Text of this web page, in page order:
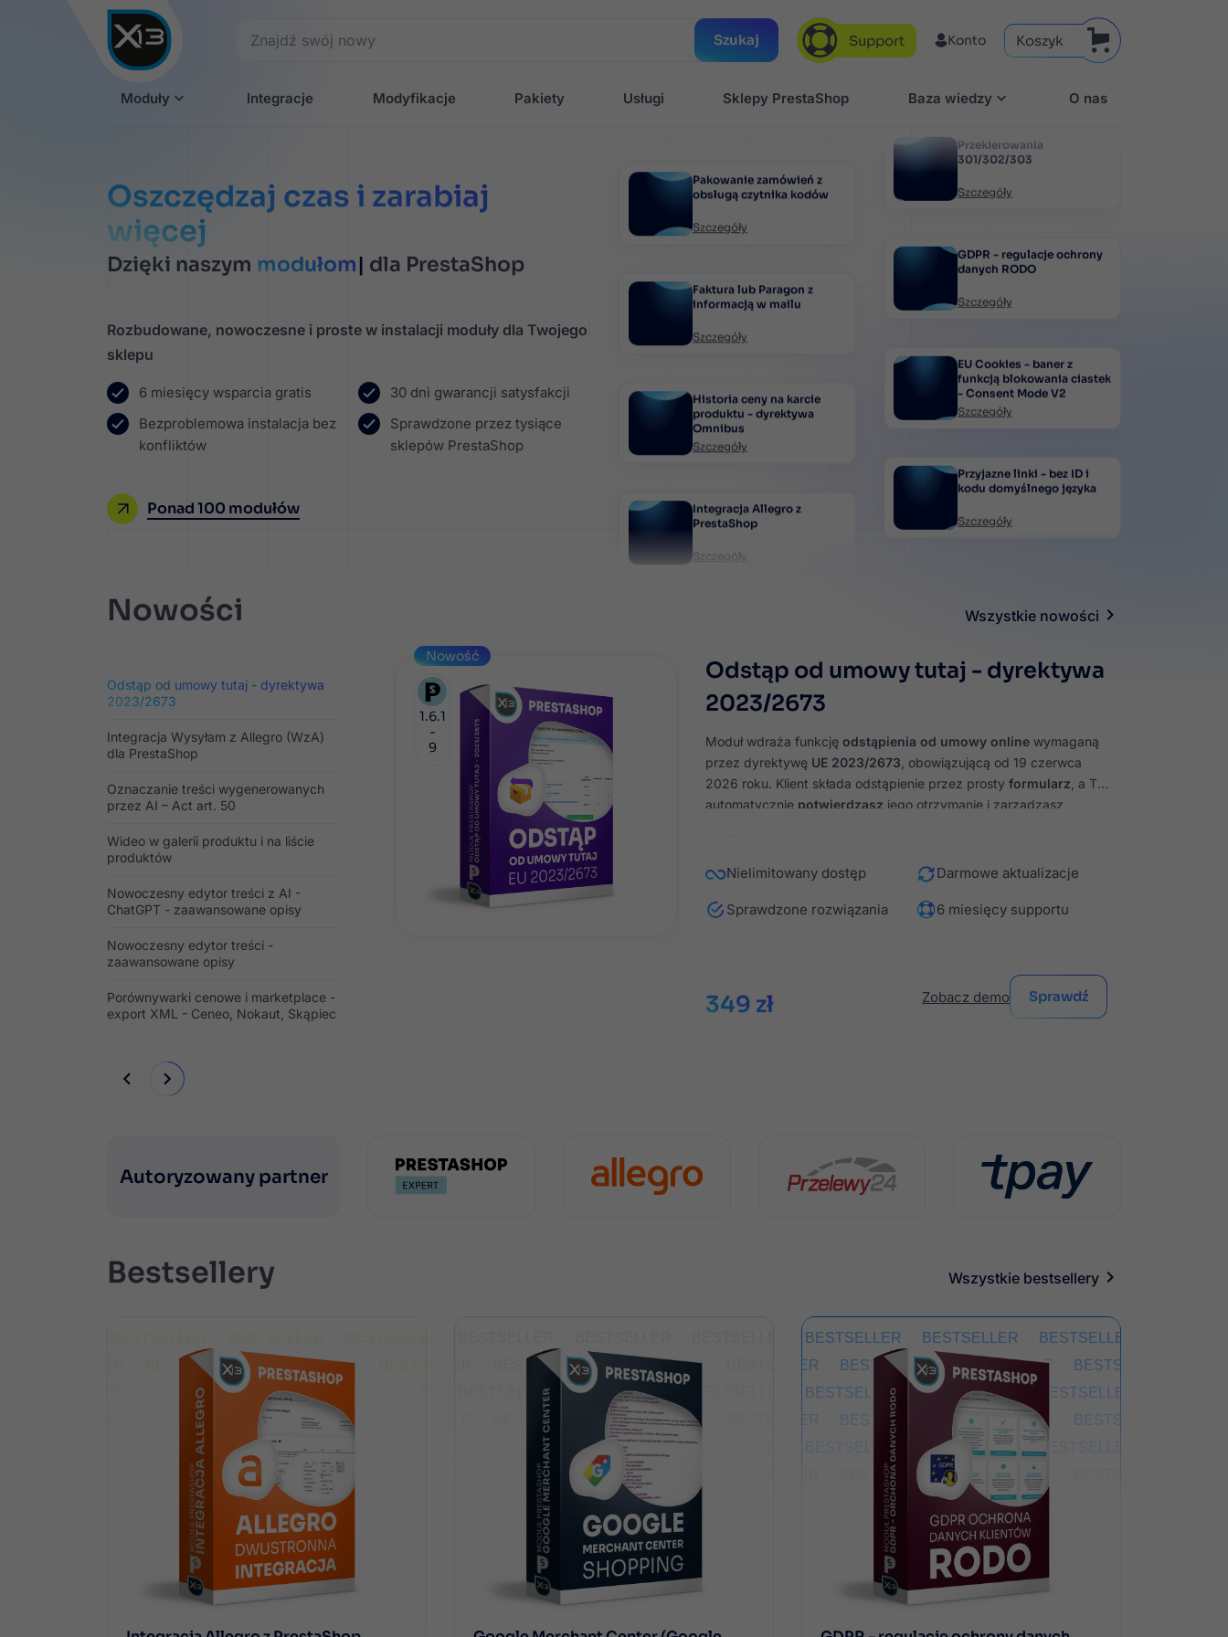
Szukaj Support Konto Koszyk
Moduły Integracje Modyfikacje Pakiety Usługi Sklepy PrestaShop Baza wiedzy O nas
Oszczędzaj czas i zarabiaj
więcej
Dzięki naszym modułom dla PrestaShop
Rozbudowane, nowoczesne i proste w instalacji moduły dla Twojego
sklepu
6 miesięcy wsparcia gratis
Bezproblemowa instalacja bez
konfliktów
30 dni gwarancji satysfakcji
Sprawdzone przez tysiące
sklepów PrestaShop
Ponad 100 modułów
Historia ceny na karcie
produktu - dyrektywa
Omnibus
Integracja Allegro z
Szczegóły
GPSR - rozporządzenie o
ogólnym bezpieczeństwie
Pakowanie zamówień z
Faktura lub Paragon z
danych RODO
Szczegóły
funkcją blokowania ciastek
- Consent Mode V2
Szczegóły
kodu domyślnego języka
Szczegóły
Nowoczesny edytor treści
z AI - ChatGPT -
Masowe drukowanie
zamówień
licznikiem
Popup - wyskakujące
okienka z exit popup
301/302/303
Nowości Wszystkie nowości
Odstąp od umowy tutaj - dyrektywa
2023/2673
Integracja Wysyłam z Allegro (WzA)
dla PrestaShop
Oznaczanie treści wygenerowanych
przez AI – Act art. 50
Wideo w galerii produktu i na liście
produktów
Nowoczesny edytor treści z AI -
ChatGPT - zaawansowane opisy
Nowoczesny edytor treści -
zaawansowane opisy
Porównywarki cenowe i marketplace -
export XML - Ceneo, Nokaut, Skąpiec
 
1.6.1
-
9
Nowość
Odstąp od umowy tutaj - dyrektywa
2023/2673
Moduł wdraża funkcję odstąpienia od umowy online wymaganą
przez dyrektywę UE 2023/2673 , obowiązującą od 19 czerwca
2026 roku. Klient składa odstąpienie przez prosty formularz , a Ty
automatycznie potwierdzasz jego otrzymanie i zarządzasz
Nielimitowany dostęp Darmowe aktualizacje
Sprawdzone rozwiązania 6 miesięcy supportu
349 zł Zobacz demo Sprawdź
Autoryzowany partner
Bestsellery Wszystkie bestsellery